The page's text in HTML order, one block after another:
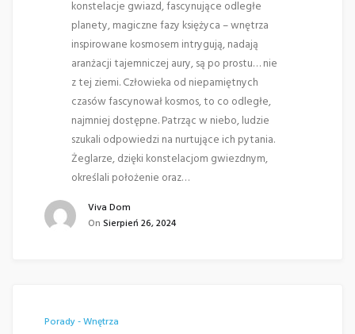
konstelacje gwiazd, fascynujące odległe
planety, magiczne fazy księżyca – wnętrza
inspirowane kosmosem intrygują, nadają
aranżacji tajemniczej aury, są po prostu… nie
z tej ziemi. Człowieka od niepamiętnych
czasów fascynował kosmos, to co odległe,
najmniej dostępne. Patrząc w niebo, ludzie
szukali odpowiedzi na nurtujące ich pytania.
Żeglarze, dzięki konstelacjom gwiezdnym,
określali położenie oraz…
Viva Dom
On Sierpień 26, 2024
Porady - Wnętrza